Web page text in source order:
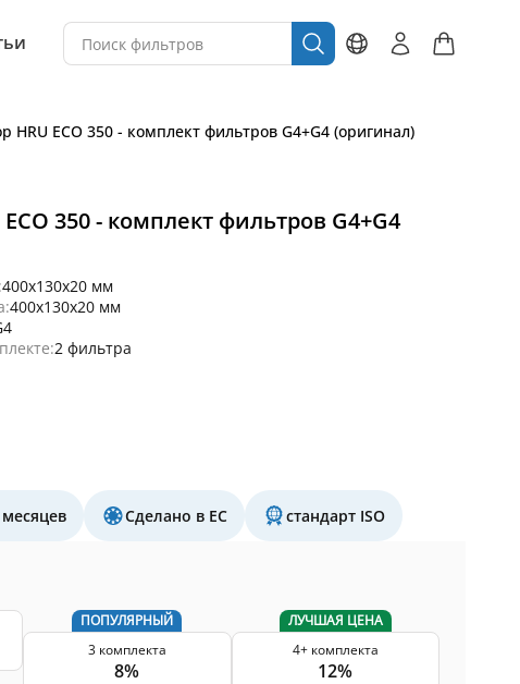
HRU ECO 350 - комплект фильтров G4+G4 (оригинал)
350 - комплект фильтров G4+G4
400x130x20 мм
400x130x20 мм
2 фильтра
Сделано в ЕС стандарт ISO
ПОПУЛЯРНЫЙ
3 комплекта
8%
ЛУЧШАЯ ЦЕНА
4+ комплекта
12%